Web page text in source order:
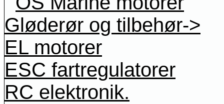
Gløderør og tilbehør->
EL motorer
ESC fartregulatorer
RC elektronik.